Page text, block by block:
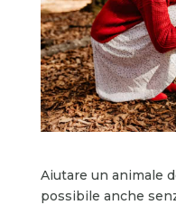
Aiutare un animale
possibile anche